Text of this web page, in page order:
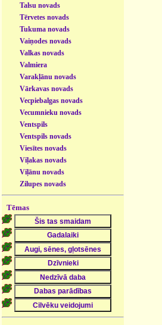
Talsu novads
Tērvetes novads
Tukuma novads
Vaiņodes novads
Valkas novads
Valmiera
Varakļānu novads
Vārkavas novads
Vecpiebalgas novads
Vecumnieku novads
Ventspils
Ventspils novads
Viesītes novads
Viļakas novads
Viļānu novads
Zilupes novads
Tēmas